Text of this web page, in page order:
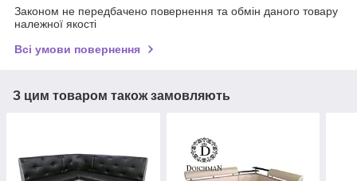
Законом не передбачено повернення та обмін даного товару
належної якості
Всі умови повернення
З цим товаром також замовляють